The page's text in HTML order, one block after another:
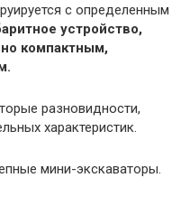
с определенным
устройство,
компактным,
разновидности,
характеристик.
мини-экскаваторы.